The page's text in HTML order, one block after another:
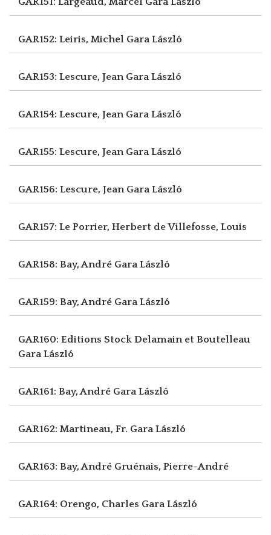
GAR152: Leiris, Michel Gara László
GAR153: Lescure, Jean Gara László
GAR154: Lescure, Jean Gara László
GAR155: Lescure, Jean Gara László
GAR156: Lescure, Jean Gara László
GAR157: Le Porrier, Herbert de Villefosse, Louis
GAR158: Bay, André Gara László
GAR159: Bay, André Gara László
GAR160: Editions Stock Delamain et Boutelleau
Gara László
GAR161: Bay, André Gara László
GAR162: Martineau, Fr. Gara László
GAR163: Bay, André Gruénais, Pierre-André
GAR164: Orengo, Charles Gara László